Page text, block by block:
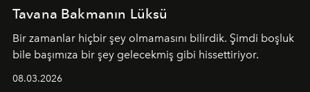
Tavana Bakmanın Lüksü
Bir zamanlar hiçbir şey olmamasını bilirdik. Şimdi boşluk
bile başımıza bir şey gelecekmiş gibi hissettiriyor.
08.03.2026